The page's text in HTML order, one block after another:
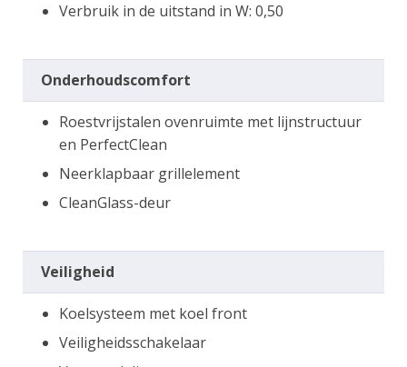
Verbruik in de uitstand in W: 0,50
Onderhoudscomfort
Roestvrijstalen ovenruimte met lijnstructuur
en PerfectClean
Neerklapbaar grillelement
CleanGlass-deur
Veiligheid
Koelsysteem met koel front
Veiligheidsschakelaar